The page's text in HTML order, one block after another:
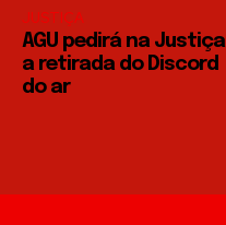
JUSTIÇA
AGU pedirá na Justiça
a retirada do Discord
do ar